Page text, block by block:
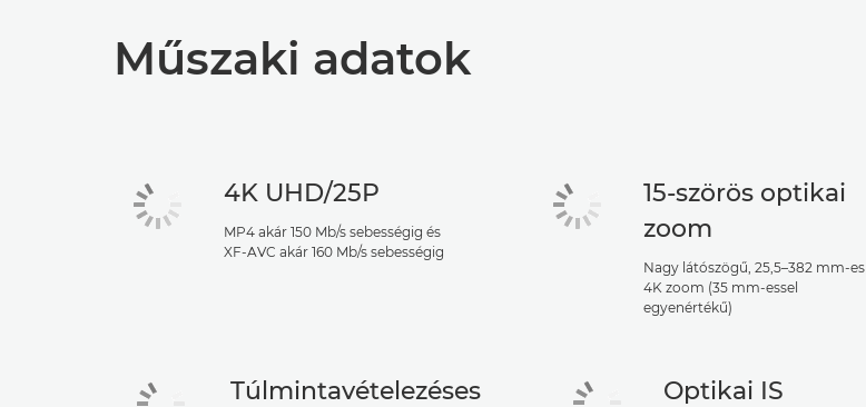
Műszaki adatok
4K UHD/25P
MP4 akár 150 Mb/s sebességig és
XF-AVC akár 160 Mb/s sebességig
15-szörös optikai
zoom
Nagy látószögű, 25,5–382 mm-es
4K zoom (35 mm-essel
egyenértékű)
Túlmintavételezéses
Optikai IS